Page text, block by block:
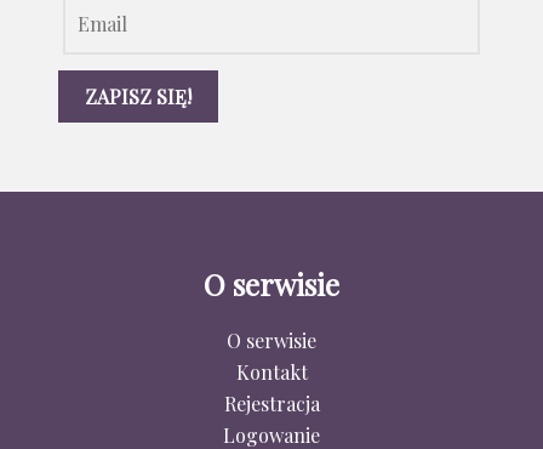
O serwisie
O serwisie
Kontakt
Rejestracja
Logowanie